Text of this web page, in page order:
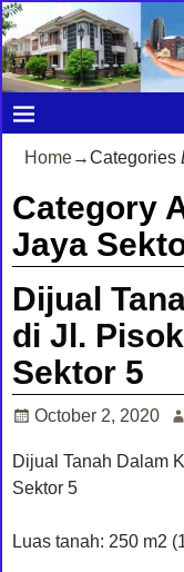
Home→Categories
Category
Jaya
Dijual
di Jl.
Sektor 5
October 2, 2020
Dijual Tanah Dalam
Sektor 5
Luas tanah: 250 m2